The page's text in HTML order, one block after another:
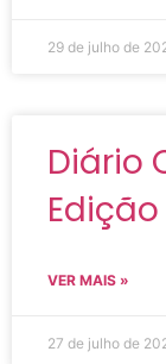
29 de julho de
Diário
VER MAIS »
27 de julho de